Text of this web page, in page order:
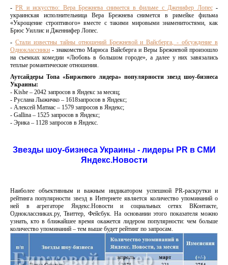
-PR и искусство: Вера Брежнева снимется в фильме с Дженифер Лопес-
украинская исполнительница Вера Брежнева снимется в римейке фильма
«Укрощение строптивого» вместе с такими мировыми знаменитостями, как
Брюс Уиллис и Дженнифер Лопес.
- Стали известны тайны отношений Брежневой и Вайсберга, - обсуждение в
Одноклассники -знакомство Марюса Вайсберга и Веры Брежневой произошло
на съемках комедии «Любовь в большом городе», а далее у них завязались
теплые романтические отношения.
Аутсайдеры Топа «Биржевого лидера» популярности звезд шоу-бизнеса
Украины:
- Kishe – 2042 запросов в Яндекс за месяц;
- Руслана Лыжичко – 1618запросов в Яндекс;
- Алексей Матиас – 1579 запросов в Яндекс;
- Gallina – 1525 запросов в Яндекс;
- Эрика – 1128 запросов в Яндекс.
Звезды шоу-бизнеса Украины - лидеры PR в СМИ
Яндекс.Новости
Наиболее объективным и важным индикатором успешной PR-раскрутки и
рейтинга популярности звезд в Интернете является количество упоминаний о
ней в агрегаторе Яндекс.Новости и социальных сетях ВКонтакте,
Одноклассниках.ру, Твиттер, Фейсбук. На основании этого показателя можно
узнать, кто в ближайшее время окажется лидером популярности: чем больше
количество упоминаний – тем выше будет рейтинг по запросам.